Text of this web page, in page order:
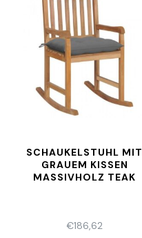
SCHAUKELSTUHL MIT
GRAUEM KISSEN
MASSIVHOLZ TEAK
€186,62